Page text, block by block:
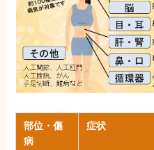
部位・傷
病
症状